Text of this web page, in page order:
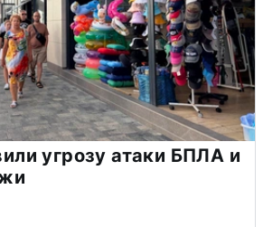
угрозу атаки БПЛА и